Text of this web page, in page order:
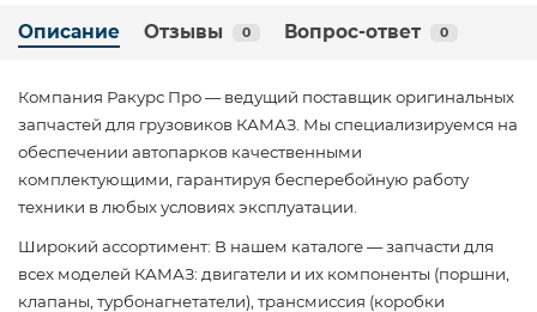
Описание Отзывы 0 Вопрос-ответ 0
Компания Ракурс Про — ведущий поставщик оригинальных
запчастей для грузовиков КАМАЗ. Мы специализируемся на
обеспечении автопарков качественными
комплектующими, гарантируя бесперебойную работу
техники в любых условиях эксплуатации.
Широкий ассортимент: В нашем каталоге — запчасти для
всех моделей КАМАЗ: двигатели и их компоненты (поршни,
клапаны, турбонагнетатели), трансмиссия (коробки